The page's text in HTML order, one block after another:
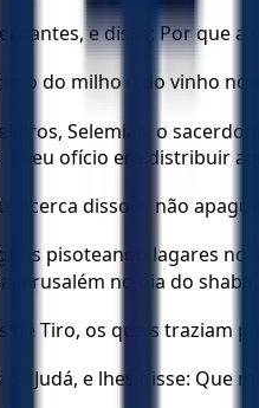
e disse: Por que
do milho e do vinho
Selemias, o
seu ofício era distribuir
acerca disso, e não
pisoteando lagares
Jerusalém no dia do
de Tiro, os quais traziam
de Judá, e lhes disse: